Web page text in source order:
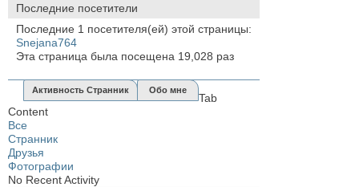
Последние посетители
Последние 1 посетителя(ей) этой страницы:
Snejana764
Эта страница была посещена 19,028 раз
Активность Cтранник Обо мне
Tab
Content
Все
Cтранник
Друзья
Фотографии
No Recent Activity